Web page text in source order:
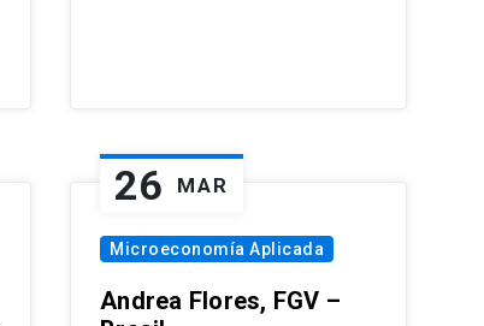
26 MAR
Microeconomía Aplicada
Andrea Flores, FGV –